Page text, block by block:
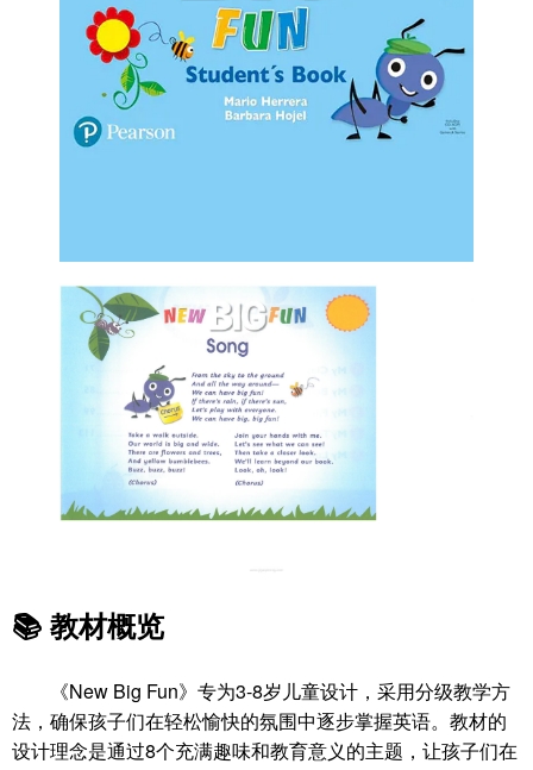
📚 教材概览
《New Big Fun》专为3-8岁儿童设计，采用分级教学方
法，确保孩子们在轻松愉快的氛围中逐步掌握英语。教材的
设计理念是通过8个充满趣味和教育意义的主题，让孩子们在